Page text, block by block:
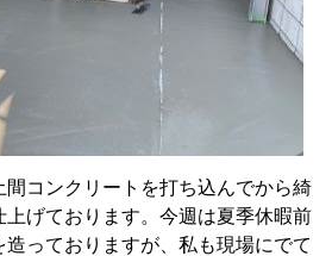
間コンクリートを打ち込んでから綺
上げております。今週は夏季休暇前
造っておりますが、私も現場にでて